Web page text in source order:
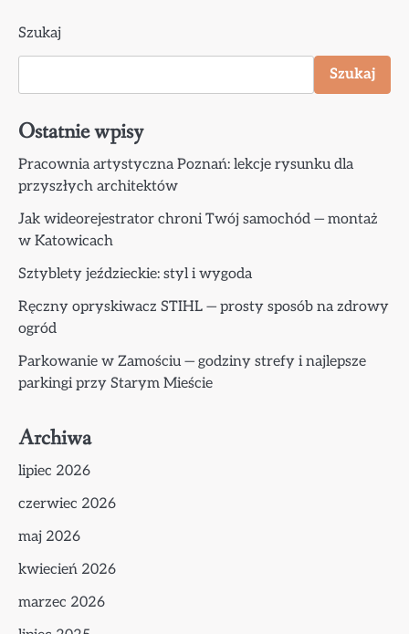
Szukaj
Szukaj
Ostatnie wpisy
Pracownia artystyczna Poznań: lekcje rysunku dla
przyszłych architektów
Jak wideorejestrator chroni Twój samochód — montaż
w Katowicach
Sztyblety jeździeckie: styl i wygoda
Ręczny opryskiwacz STIHL — prosty sposób na zdrowy
ogród
Parkowanie w Zamościu — godziny strefy i najlepsze
parkingi przy Starym Mieście
Archiwa
lipiec 2026
czerwiec 2026
maj 2026
kwiecień 2026
marzec 2026